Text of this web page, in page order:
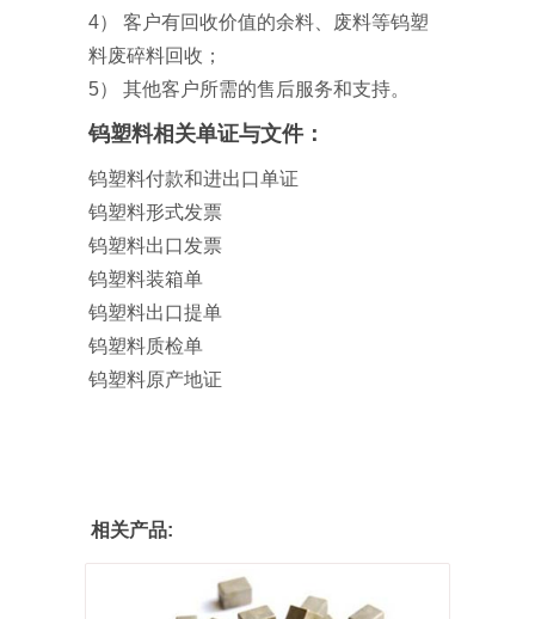
4） 客户有回收价值的余料、废料等钨塑
料废碎料回收；
5） 其他客户所需的售后服务和支持。
钨塑料相关单证与文件：
钨塑料付款和进出口单证
钨塑料形式发票
钨塑料出口发票
钨塑料装箱单
钨塑料出口提单
钨塑料质检单
钨塑料原产地证
相关产品: